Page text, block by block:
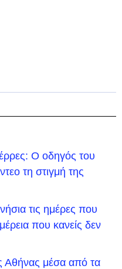
Ο οδηγός του
τη στιγμή της
τις ημέρες που
που κανείς δεν
Αθήνας μέσα από τα